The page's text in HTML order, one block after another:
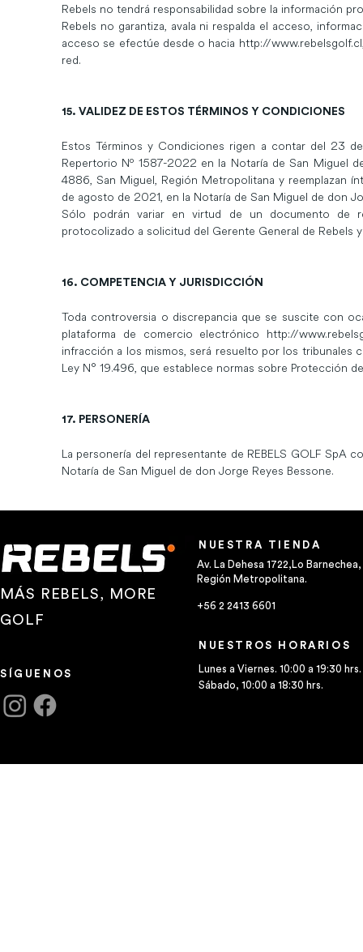
Rebels no tendrá responsabilidad sobre la información
Rebels no garantiza, avala ni respalda el acceso,
acceso se efectúe desde o hacia http://www.rebelsgolf.cl
red.
15. VALIDEZ DE ESTOS TÉRMINOS Y CONDICIONES
Estos Términos y Condiciones rigen a contar del 23
Repertorio Nº 1587-2022 en la Notaría de San Miguel
4886, San Miguel, Región Metropolitana y reemplazan
de agosto de 2021, en la Notaría de San Miguel de don
Sólo podrán variar en virtud de un documento de
protocolizado a solicitud del Gerente General de Rebels
16. COMPETENCIA Y JURISDICCIÓN
Toda controversia o discrepancia que se suscite con
plataforma de comercio electrónico http://
infracción a los mismos, será resuelto por los tribunales
Ley N° 19.496, que establece normas sobre Protección
17. PERSONERÍA
La personería del representante de REBELS GOLF
Notaría de San Miguel de don Jorge Reyes Bessone.
MÁS REBELS, MORE
GOLF
SÍGUENOS
NUESTRA TIENDA
Av. La Dehesa 1722,Lo Barnechea,
Región Metropolitana.
+56 2 2413 6601
NUESTROS HORARIOS
Lunes a Viernes. 10:00 a 19:30 hrs.
Sábado, 10:00 a 18:30 hrs.